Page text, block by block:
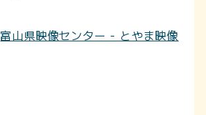
富山県映像センター - とやま映像